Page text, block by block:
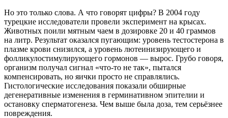
Но это только слова. А что говорят цифры? В 2004 году
турецкие исследователи провели эксперимент на крысах.
Животных поили мятным чаем в дозировке 20 и 40 граммов
на литр. Результат оказался пугающим: уровень тестостерона в
плазме крови снизился, а уровень лютеинизирующего и
фолликулостимулирующего гормонов — вырос. Грубо говоря,
организм получал сигнал «что-то не так», пытался
компенсировать, но яички просто не справлялись.
Гистологические исследования показали обширные
дегенеративные изменения в герминативном эпителии и
остановку сперматогенеза. Чем выше была доза, тем серьёзнее
повреждения.